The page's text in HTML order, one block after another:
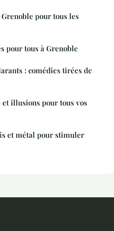
pour tous les
pour tous à Grenoble
: comédies tirées de
illusions pour tous vos
et métal pour stimuler